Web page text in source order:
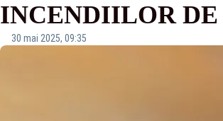
INCENDIILOR
30 mai 2025, 09:35